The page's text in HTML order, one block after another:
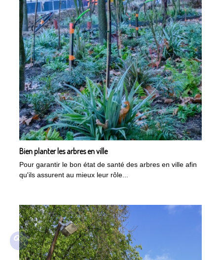
Bien planter les arbres en ville
Pour garantir le bon état de santé des arbres en ville afin
qu'ils assurent au mieux leur rôle...